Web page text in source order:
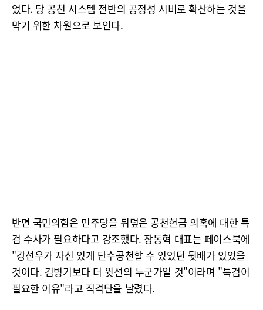
었다. 당 공천 시스템 전반의 공정성 시비로 확산하는 것을
막기 위한 차원으로 보인다.
반면 국민의힘은 민주당을 뒤덮은 공천헌금 의혹에 대한 특
검 수사가 필요하다고 강조했다. 장동혁 대표는 페이스북에
"강선우가 자신 있게 단수공천할 수 있었던 뒷배가 있었을
것이다. 김병기보다 더 윗선의 누군가일 것"이라며 "특검이
필요한 이유"라고 직격탄을 날렸다.